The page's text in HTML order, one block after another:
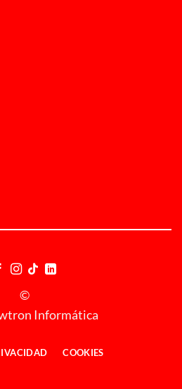
©
Informática
COOKIES